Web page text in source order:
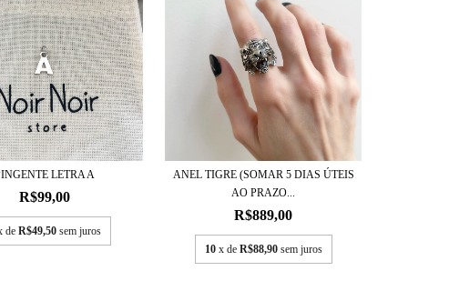
LETRA A
R$99,00
de R$49,50 sem juros
ANEL TIGRE (SOMAR 5 DIAS ÚTEIS
AO PRAZO...
R$889,00
10 x de R$88,90 sem juros